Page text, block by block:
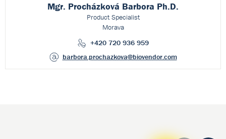
Mgr. Procházková Barbora Ph.D.
Product Specialist
Morava
+420 720 936 959
barbora.prochazkova@biovendor.com